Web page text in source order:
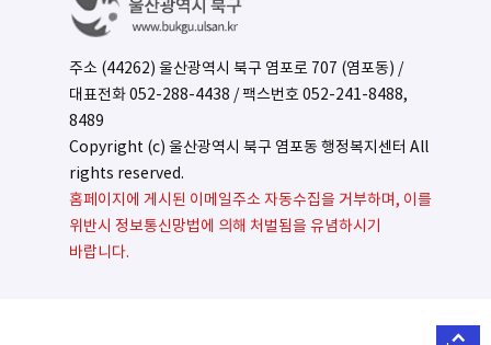
주소 (44262) 울산광역시 북구 염포로 707 (염포동) /
대표전화052-288-4438 / 팩스번호 052-241-8488,
8489
Copyright (c) 울산광역시 북구 염포동 행정복지센터 All
rights reserved.
홈페이지에 게시된 이메일주소 자동수집을 거부하며, 이를
위반시 정보통신망법에 의해 처벌됨을 유념하시기
바랍니다.